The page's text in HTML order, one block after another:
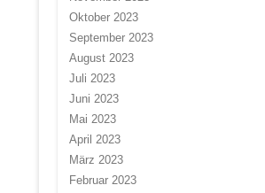
Oktober 2023
September 2023
August 2023
Juli 2023
Juni 2023
Mai 2023
April 2023
März 2023
Februar 2023